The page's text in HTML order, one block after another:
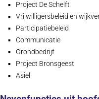
Project De Schelft
Vrijwilligersbeleid en
Participatiebeleid
Communicatie
Grondbedrijf
Project Bronsgeest
Asiel